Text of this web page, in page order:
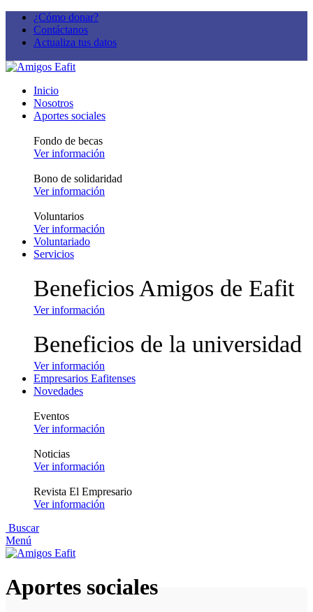
¿Cómo donar?
Contáctanos
Actualiza tus datos
Inicio
Nosotros
Aportes sociales
Fondo de becas
Ver información
Bono de solidaridad
Ver información
Voluntarios
Ver información
Voluntariado
Servicios
Beneficios Amigos de Eafit
Ver información
Beneficios de la universidad
Ver información
Empresarios Eafitenses
Novedades
Eventos
Ver información
Noticias
Ver información
Revista El Empresario
Ver información
Buscar
Menú
Aportes sociales